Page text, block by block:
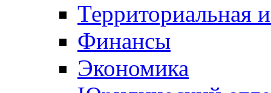
Территориальная
Финансы
Экономика